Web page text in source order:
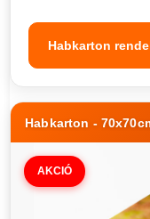
Habkarton
Habkarton -
AKCIÓ